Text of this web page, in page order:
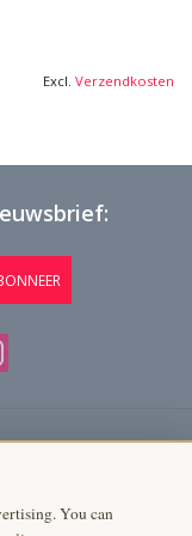
Excl. Verzendkosten
You can